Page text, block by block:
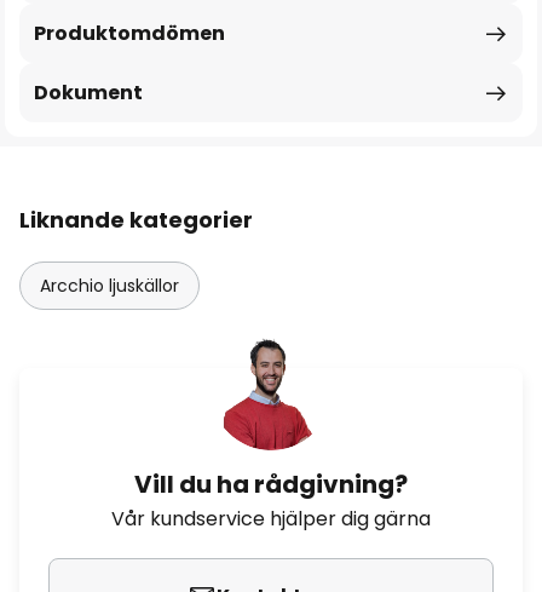
Produktomdömen
Dokument
Liknande kategorier
Arcchio ljuskällor
Vill du ha rådgivning?
Vår kundservice hjälper dig gärna